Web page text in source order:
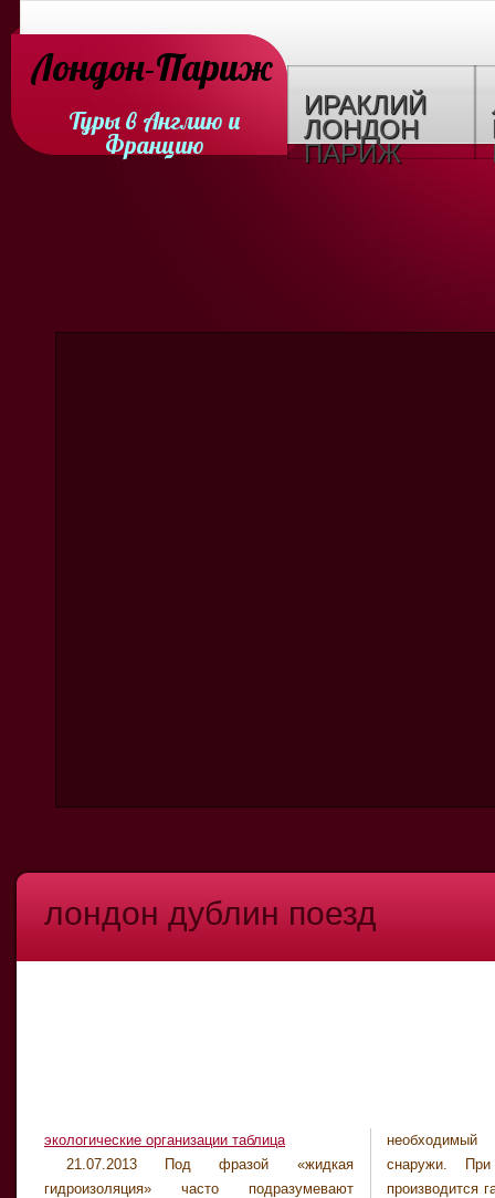
Лондон-Париж
Туры в Англию и
Францию
ИРАКЛИЙ
ЛОНДОН
ПАРИЖ
лондон дублин поезд
экологические организации таблица
21.07.2013 Под фразой «жидкая
гидроизоляция» часто подразумевают
снаружи. При проведении таких услуг
производится гарантия водонепроницаемости
гидроизоляционной смесью. Жидкая же
гидроизоляция не позволяет бетону не